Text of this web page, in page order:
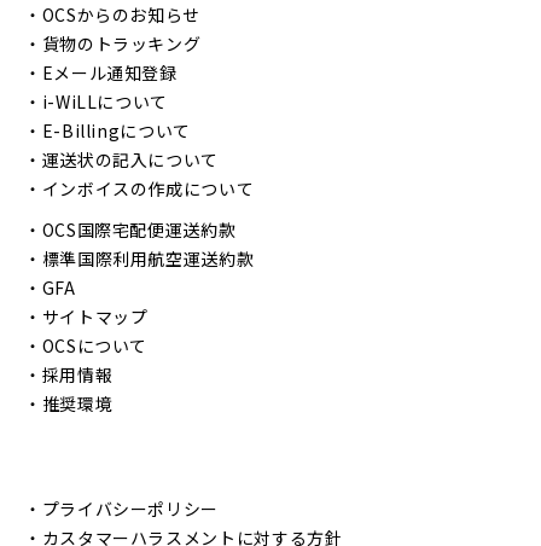
・ OCSからのお知らせ
・ 貨物のトラッキング
・ Eメール通知登録
・ i-WiLLについて
・ E-Billingについて
・ 運送状の記入について
・ インボイスの作成について
・ OCS国際宅配便運送約款
・ 標準国際利用航空運送約款
・ GFA
・ サイトマップ
・ OCSについて
・ 採用情報
・ 推奨環境
・ プライバシーポリシー
・ カスタマーハラスメントに対する方針